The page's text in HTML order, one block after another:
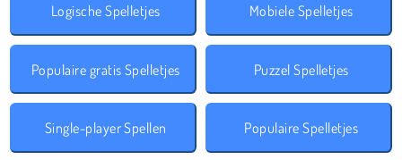
Logische Spelletjes Mobiele Spelletjes
Populaire gratis Spelletjes Puzzel Spelletjes
Single-player Spellen Populaire Spelletjes